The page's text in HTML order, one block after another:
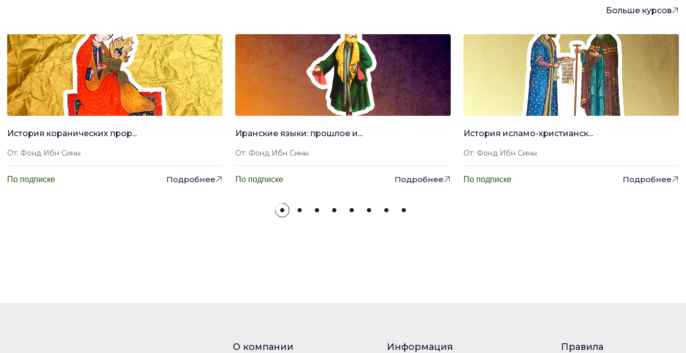
Больше курсов
История коранических прор...
От: Фонд Ибн Сины
По подписке Подробнее
Иранские языки: прошлое и...
От: Фонд Ибн Сины
По подписке Подробнее
История исламо-христианск...
От: Фонд Ибн Сины
По подписке Подробнее
О компании Информация Правила